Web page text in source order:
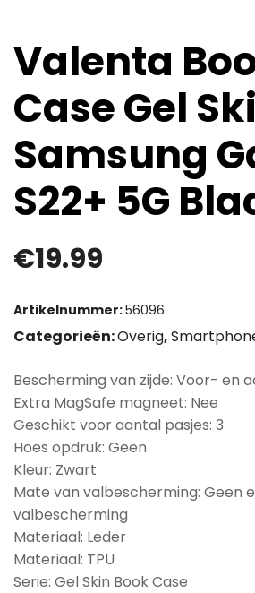
Valenta
Case Gel
Samsung
S22+ 5G
€19.99
Artikelnummer:56096
Categorieën:Overig,
Bescherming van zijde: Voor- en
Extra MagSafe magneet: Nee
Geschikt voor aantal pasjes: 3
Hoes opdruk: Geen
Kleur: Zwart
Mate van valbescherming: Geen
valbescherming
Materiaal: Leder
Materiaal: TPU
Serie: Gel Skin Book Case